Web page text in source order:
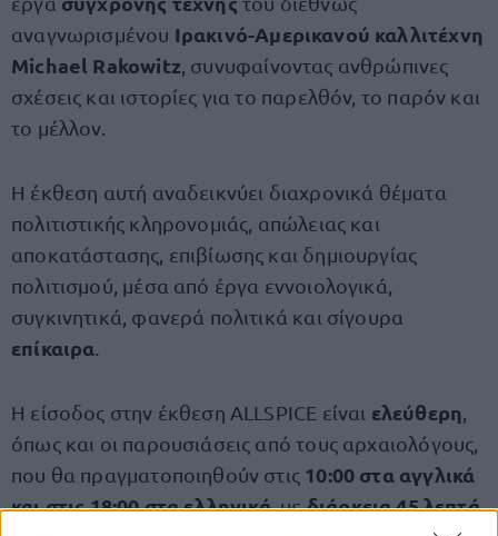
αναγνωρισμένου Ιρακινό-Αμερικανού καλλιτέχνη
Michael Rakowitz, συνυφαίνοντας ανθρώπινες
σχέσεις και ιστορίες για το παρελθόν, το παρόν και
το μέλλον.
Η έκθεση αυτή αναδεικνύει διαχρονικά θέματα
πολιτιστικής κληρονομιάς, απώλειας και
αποκατάστασης, επιβίωσης και δημιουργίας
πολιτισμού, μέσα από έργα εννοιολογικά,
συγκινητικά, φανερά πολιτικά και σίγουρα
επίκαιρα
Η είσοδος στην έκθεση ALLSPICE είναι ελεύθερη
όπως και οι παρουσιάσεις από τους αρχαιολόγους,
που θα πραγματοποιηθούν στις 10:00 στα αγγλικά
και στις 18:00 στα ελληνικά, μεδιάρκεια 45 λεπτά.